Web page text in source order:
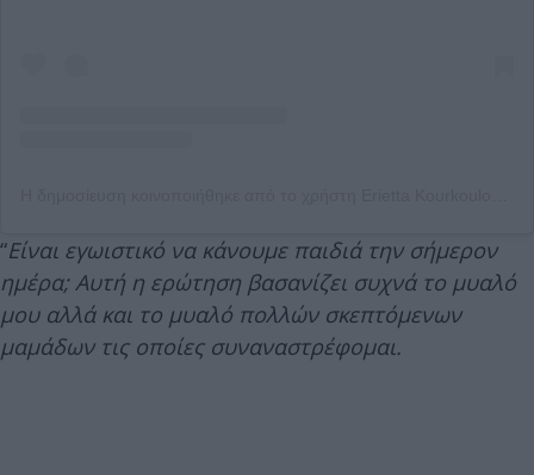
“Είναι εγωιστικό να κάνουμε παιδιά την σήμερον
ημέρα; Αυτή η ερώτηση βασανίζει συχνά το μυαλό
μου αλλά και το μυαλό πολλών σκεπτόμενων
μαμάδων τις οποίες συναναστρέφομαι.